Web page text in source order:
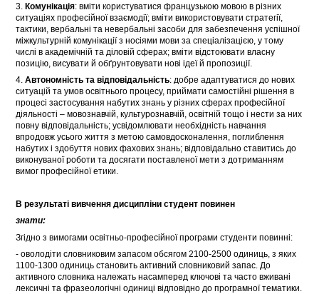
3.Комунікація: вміти користуватися французькою мовою в різних
ситуаціях професійної взаємодії; вміти використовувати стратегії,
тактики, вербальні та невербальні засоби для забезпечення успішної
міжкультурній комунікації з носіями мови за спеціалізацією, у тому
числі в академічній та діловій сферах; вміти відстоювати власну
позицію, висувати й обґрунтовувати нові ідеї й пропозиції.
4.Автономність та відповідальність: добре адаптуватися до нових
ситуацій та умов освітнього процесу, приймати самостійні рішення в
процесі застосування набутих знань у різних сферах професійної
діяльності – мовознавчій, культурознавчій, освітній тощо і нести за них
повну відповідальність; усвідомлювати необхідність навчання
впродовж усього життя з метою самовдосконалення, поглиблення
набутих і здобуття нових фахових знань; відповідально ставитись до
виконуваної роботи та досягати поставленої мети з дотриманням
вимог професійної етики.
В результаті вивчення дисципліни студент повинен
знати:
Згідно з вимогами освітньо-професійної програми студенти повинні:
- оволодіти словниковим запасом обсягом 2100-2500 одиниць, з яких
1100-1300 одиниць становить активний словниковий запас. До
активного словника належать насамперед ключові та часто вживані
лексичні та фразеологічні одиниці відповідно до програмної тематики.